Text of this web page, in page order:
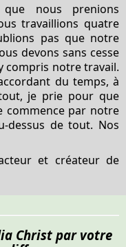
nous prenions
travaillions quatre
pas que notre
devons sans cesse
compris notre travail.
du temps, à
je prie pour que
commence par notre
dessus de tout. Nos
et créateur de
Christ par votre